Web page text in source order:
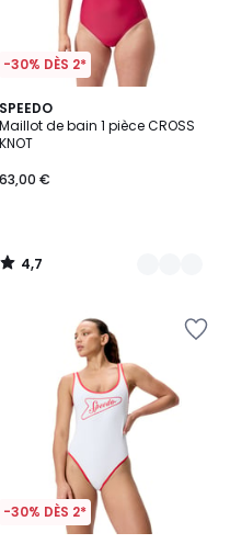
-30% DÈS 2*
SPEEDO
Maillot de bain 1 pièce CROSS
KNOT
63,00 €
4,7
/ 5
2
Couleurs
4,7
/
-30% DÈS 2*